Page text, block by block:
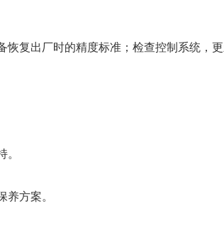
复出厂时的精度标准；检查控制系统，
方案。